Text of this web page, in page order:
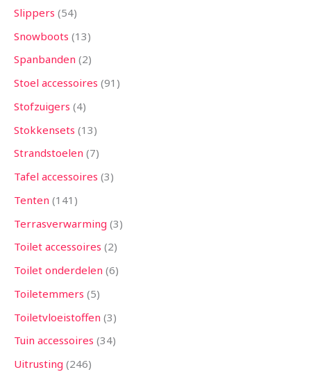
Slippers 54
Snowboots 13
Spanbanden 2
Stoel accessoires 91
Stofzuigers 4
Stokkensets 13
Strandstoelen 7
Tafel accessoires 3
Tenten 141
Terrasverwarming 3
Toilet accessoires 2
Toilet onderdelen 6
Toiletemmers 5
Toiletvloeistoffen 3
Tuin accessoires 34
Uitrusting 246